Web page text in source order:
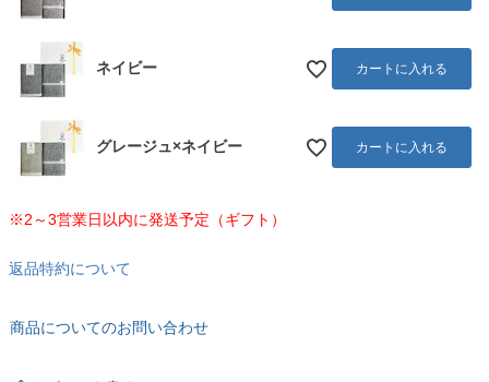
ネイビー カートに入れる
グレージュ×ネイビー カートに入れる
※2～3営業日以内に発送予定（ギフト）
返品特約について
商品についてのお問い合わせ